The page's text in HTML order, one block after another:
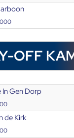
OFF
In Gen Dorp
de Kirk